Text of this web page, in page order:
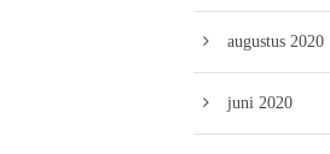
augustus 2020
juni 2020